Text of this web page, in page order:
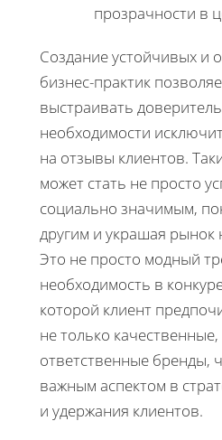
прозрачности в
Создание устойчивых и
бизнес-практик
выстраивать
необходимости
на отзывы клиентов.
может стать не просто
социально значимым,
другим и украшая
Это не просто модный
необходимость в
которой клиент
не только
ответственные бренды,
важным аспектом в
и удержания клиентов.